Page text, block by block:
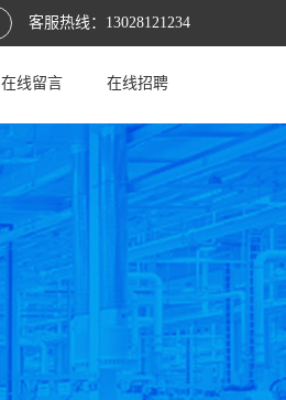
客服热线： 13028121234
在线留言 在线招聘